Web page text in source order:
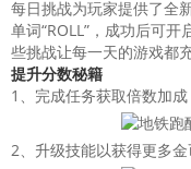
每日挑战为玩家提供了全
单词“ROLL”，成功后可
些挑战让每一天的游戏都
提升分数秘籍
1、完成任务获取倍数加成
2、升级技能以获得更多金